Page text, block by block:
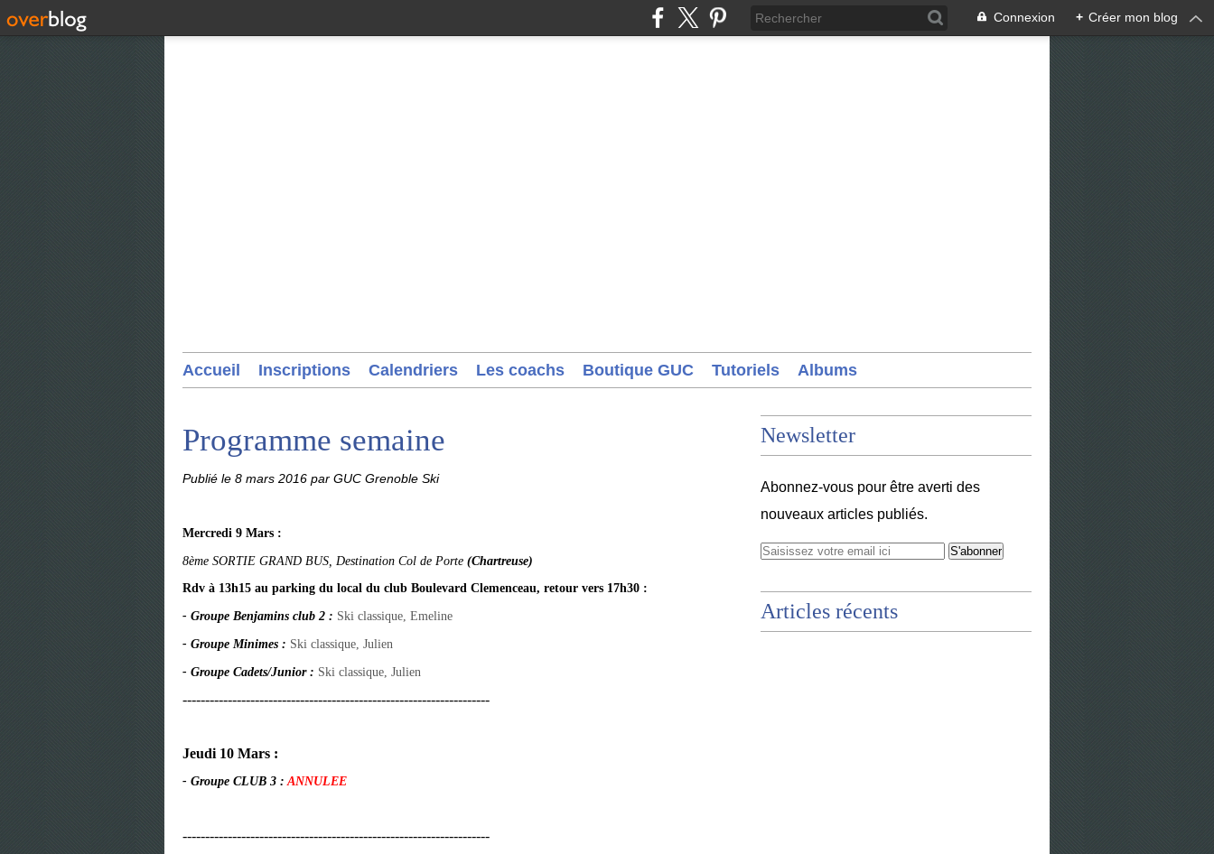
Connexion + Créer mon blog
Accueil Inscriptions Calendriers Les coachs Boutique GUC Tutoriels Albums
Programme semaine
Publié le 8 mars 2016 par GUC Grenoble Ski
Mercredi 9 Mars :
8ème SORTIE GRAND BUS, Destination Col de Porte (Chartreuse)
Rdv à 13h15 au parking du local du club Boulevard Clemenceau, retour vers 17h30 :
- Groupe Benjamins club 2 : Ski classique, Emeline
- Groupe Minimes : Ski classique, Julien
- Groupe Cadets/Junior : Ski classique, Julien
--------------------------------------------------------------------
Jeudi 10 Mars :
- Groupe CLUB 3 :ANNULEE
--------------------------------------------------------------------
Newsletter
Abonnez-vous pour être averti des
nouveaux articles publiés.
Articles récents